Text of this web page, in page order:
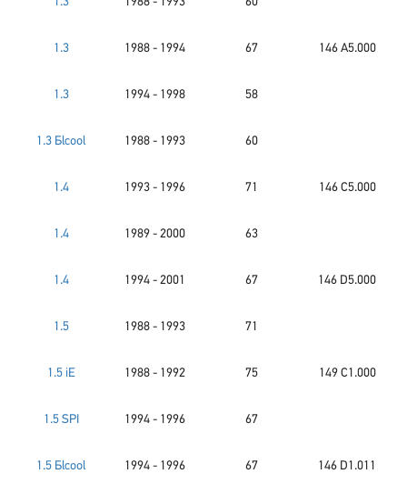
1.3 1988 - 1994 67 146 A5.000
1.3 1994 - 1998 58
1.3 Бlcool 1988 - 1993 60
1.4 1993 - 1996 71 146 C5.000
1.4 1989 - 2000 63
1.4 1994 - 2001 67 146 D5.000
1.5 1988 - 1993 71
1.5 iE 1988 - 1992 75 149 C1.000
1.5 SPI 1994 - 1996 67
1.5 Бlcool 1994 - 1996 67 146 D1.011